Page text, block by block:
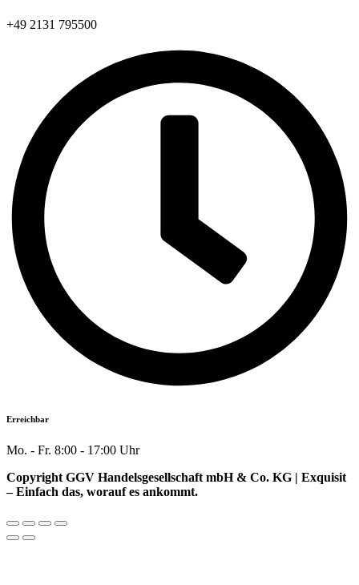
+49 2131 795500​
Erreichbar
Mo. - Fr. 8:00 - 17:00 Uhr
Copyright GGV Handelsgesellschaft mbH & Co. KG | Exquisit
– Einfach das, worauf es ankommt.